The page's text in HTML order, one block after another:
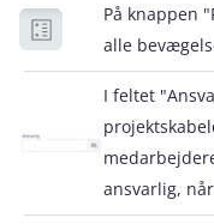
På knappen
alle
I feltet
ansvarlig,